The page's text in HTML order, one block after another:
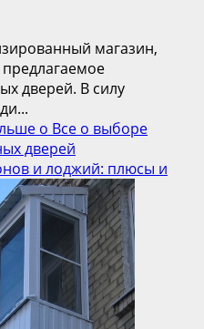
магазин,
дверей. В силу
о Все о выборе
дверей
и лоджий: плюсы и